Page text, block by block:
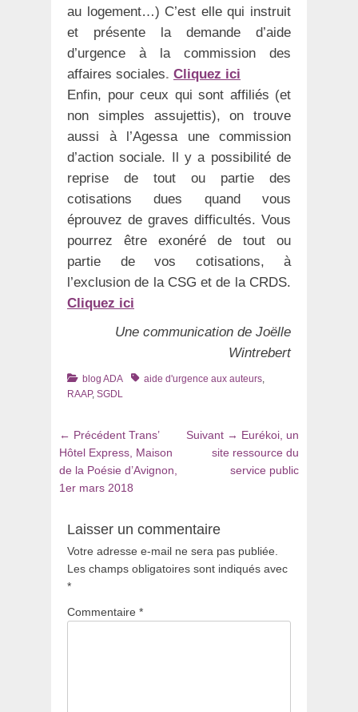
au logement…) C’est elle qui instruit
et présente la demande d’aide
d’urgence à la commission des
affaires sociales. Cliquez ici
Enfin, pour ceux qui sont affiliés (et
non simples assujettis), on trouve
aussi à l’Agessa une commission
d’action sociale. Il y a possibilité de
reprise de tout ou partie des
cotisations dues quand vous
éprouvez de graves difficultés. Vous
pourrez être exonéré de tout ou
partie de vos cotisations, à
l’exclusion de la CSG et de la CRDS.
Cliquez ici
Une communication de Joëlle
Wintrebert
Catégories
blog ADA Tagsaide d'urgence aux auteurs,
RAAP, SGDL
Navigation
de
l’article
← Précédent Article
précédent
:
Trans’
Hôtel Express, Maison
de la Poésie d’Avignon,
1er mars 2018
Suivant → Article
suivant
:
Eurékoi, un
site ressource du
service public
Laisser un commentaire
Votre adresse e-mail ne sera pas publiée.
Les champs obligatoires sont indiqués avec
*
Commentaire *